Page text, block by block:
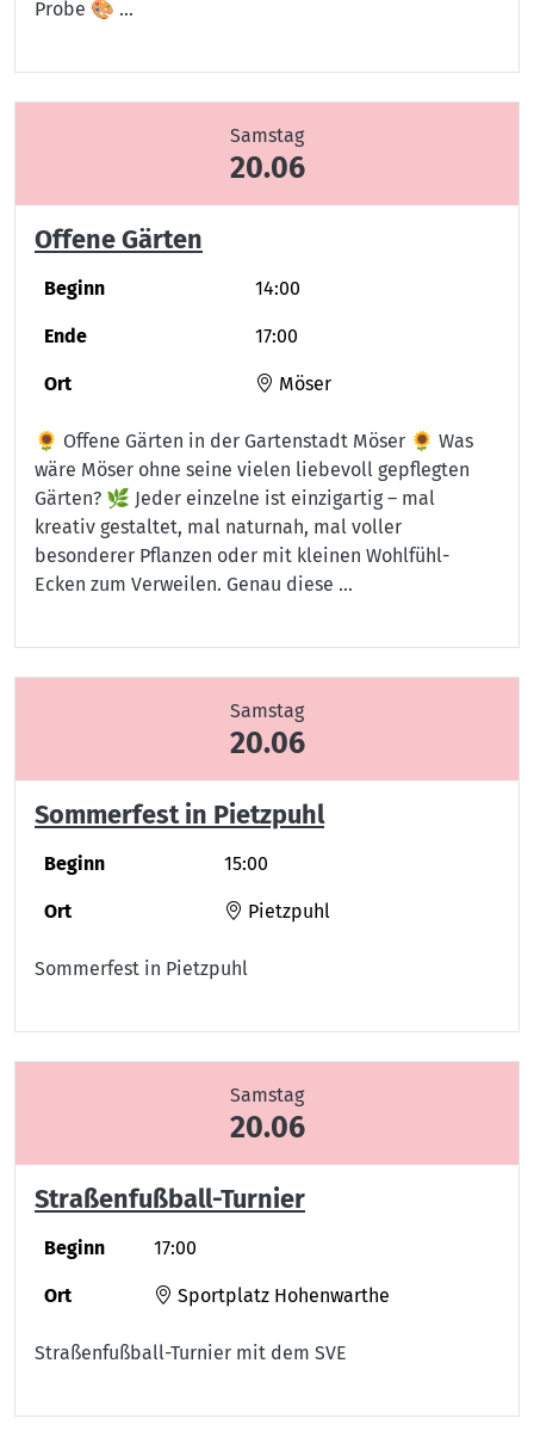
Probe 🎨 …
Samstag
20.06
Offene Gärten
Beginn 14:00
Ende 17:00
Ort Möser
🌻 Offene Gärten in der Gartenstadt Möser 🌻 Was
wäre Möser ohne seine vielen liebevoll gepflegten
Gärten? 🌿 Jeder einzelne ist einzigartig – mal
kreativ gestaltet, mal naturnah, mal voller
besonderer Pflanzen oder mit kleinen Wohlfühl-
Ecken zum Verweilen. Genau diese …
Samstag
20.06
Sommerfest in Pietzpuhl
Beginn 15:00
Ort Pietzpuhl
Sommerfest in Pietzpuhl
Samstag
20.06
Straßenfußball-Turnier
Beginn 17:00
Ort Sportplatz Hohenwarthe
Straßenfußball-Turnier mit dem SVE